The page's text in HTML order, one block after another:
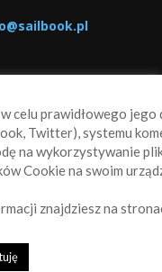
prywatności
celu prawidłowego
Twitter), systemu
na wykorzystywanie
Cookie na swoim
znajdziesz na